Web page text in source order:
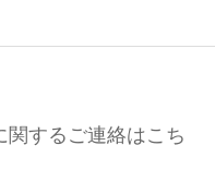
するご連絡はこち